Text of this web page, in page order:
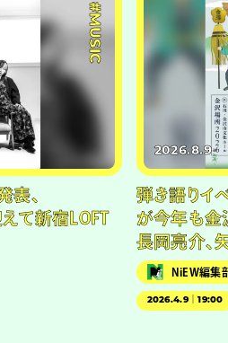
#MUSIC
表、
て新宿LOFT
2026.8.9
弾き語りイ
が今年も金
長岡亮介、
NiEW編集
2026.4.9｜19:00